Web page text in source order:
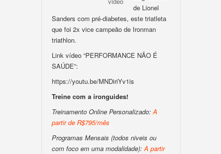
de Lionel
Sanders com pré-diabetes, este triatleta
que foi 2x vice campeão de Ironman
triathlon.
Link vídeo “PERFORMANCE NÃO É
SAÚDE”:
https://youtu.be/MNDiriYv1is
Treine com a ironguides!
Treinamento Online Personalizado:A
partir de R$795/mês
Programas Mensais (todos niveis ou
com foco em uma modalidade):A partir